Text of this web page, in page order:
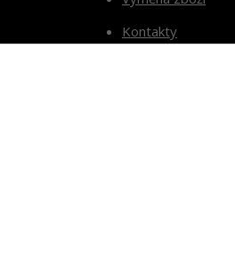
Kontakty